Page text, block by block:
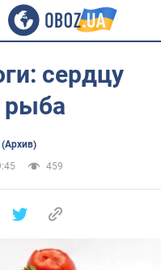
сердцу
(Архив)
459